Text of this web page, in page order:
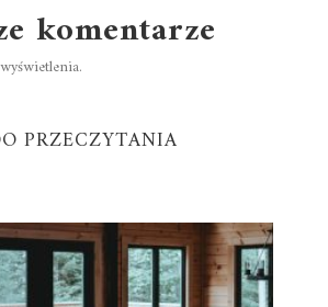
komentarze
PRZECZYTANIA